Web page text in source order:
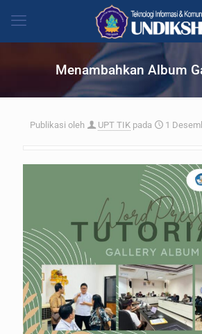
Menambahkan Album
Publikasi oleh UPT TIK pada 1